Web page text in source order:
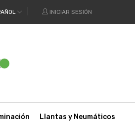
INICIAR SESIÓN
Llantas y Neumáticos